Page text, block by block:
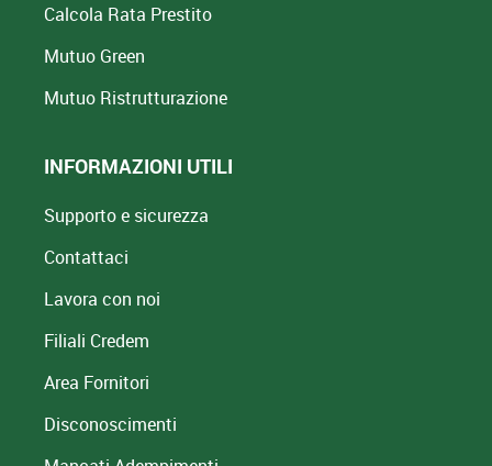
Calcola Rata Prestito
Mutuo Green
Mutuo Ristrutturazione
INFORMAZIONI UTILI
Supporto e sicurezza
Contattaci
Lavora con noi
Filiali Credem
Area Fornitori
Disconoscimenti